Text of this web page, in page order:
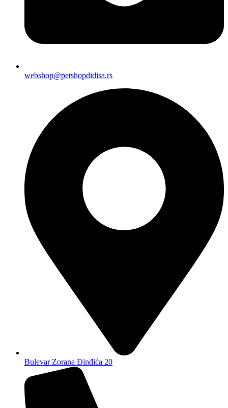
webshop@petshopdidisa.rs
Bulevar Zorana Đinđića 20